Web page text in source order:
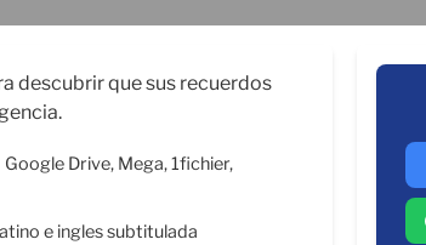
descubrir que sus recuerdos
Google Drive, Mega, 1fichier,
e ingles subtitulada